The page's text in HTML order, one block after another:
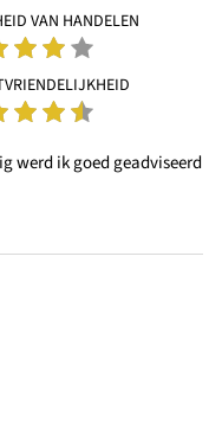
VAN HANDELEN
werd ik goed geadviseerd